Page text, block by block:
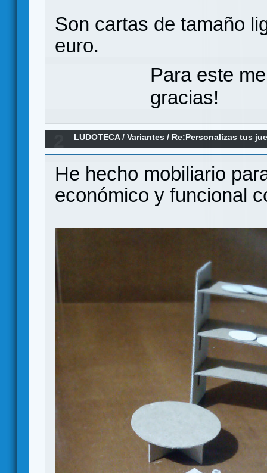
Son cartas de tamaño
euro.
Para este
gracias!
LUDOTECA/Variantes / Re:Personalizas tus
He hecho mobiliario
económico y funcional